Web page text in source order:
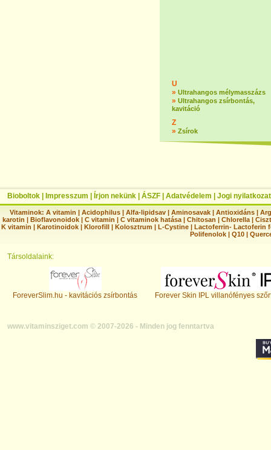
U
» Ultrahangos mélymasszázs
» Ultrahangos zsírbontás,
kavitáció
Z
» Zsírok
Bioboltok Impresszum Írjon nekünk ÁSZF Adatvédelem Jogi nyilatkozat
Vitaminok: A vitamin |Acidophilus |Alfa-lipidsav |Aminosavak |Antioxidáns |
karotin | Bioflavonoidok | C vitamin | C vitaminok hatása | Chitosan | Chlorella |
K vitamin | Karotinoidok | Klorofill | Kolosztrum | L-Cystine | Lactoferrin- Lactoferin
Polifenolok |Q10 |
Társoldalaink:
ForeverSlim.hu - kavitációs zsírbontás Forever Skin IPL villanófényes
www.vitaminsziget.com © 2007-2026 - Minden jog fenntartva